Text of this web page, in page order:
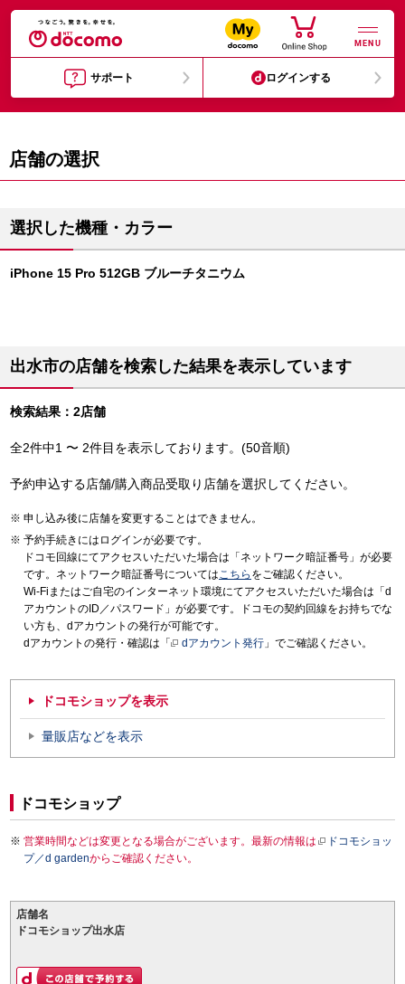
MENU
サポート ログインする
店舗の選択
選択した機種・カラー
iPhone 15 Pro 512GB ブルーチタニウム
出水市の店舗を検索した結果を表示しています
検索結果：2店舗
全2件中1 〜 2件目を表示しております。(50音順)
予約申込する店舗/購入商品受取り店舗を選択してください。
申し込み後に店舗を変更することはできません。
予約手続きにはログインが必要です。
ドコモ回線にてアクセスいただいた場合は「ネットワーク暗証番号」が必要
です。ネットワーク暗証番号についてはこちら をご確認ください。
Wi-Fiまたはご自宅のインターネット環境にてアクセスいただいた場合は「d
アカウントのID／パスワード」が必要です。ドコモの契約回線をお持ちでな
い方も、dアカウントの発行が可能です。
dアカウントの発行・確認は「
dアカウント発行 」でご確認ください。
ドコモショップを表示
量販店などを表示
ドコモショップ
営業時間などは変更となる場合がございます。最新の情報は
ドコモショッ
プ／d gardenからご確認ください。
店舗名
ドコモショップ出水店